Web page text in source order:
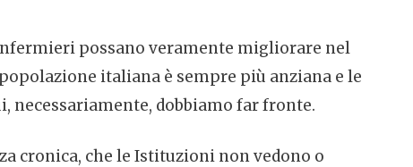
possano veramente migliorare nel
italiana è sempre più anziana e le
necessariamente, dobbiamo far fronte.
cronica, che le Istituzioni non vedono o